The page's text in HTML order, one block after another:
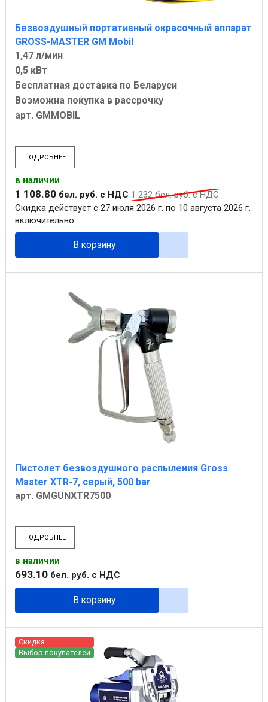
Безвоздушный портативный окрасочный аппарат
GROSS-MASTER GM Mobil
1,47 л/мин
0,5 кВт
Бесплатная доставка по Беларуси
Возможна покупка в рассрочку
арт. GMMOBIL
ПОДРОБНЕЕ
в наличии
1 108.80 бел. руб. с НДС 1 232бел. руб. с НДС
Скидка действует с 27 июля 2026 г. по 10 августа 2026 г.
включительно
В корзину
Пистолет безвоздушного распыления Gross
Master XTR-7, серый, 500 bar
арт. GMGUNXTR7500
ПОДРОБНЕЕ
в наличии
693.10 бел. руб. с НДС
В корзину
Скидка
Выбор покупателей